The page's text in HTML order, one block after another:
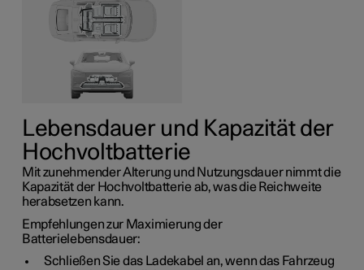
Lebensdauer und Kapazität der
Hochvoltbatterie
Mit zunehmender Alterung und Nutzungsdauer nimmt die
Kapazität der Hochvoltbatterie ab, was die Reichweite
herabsetzen kann.
Empfehlungen zur Maximierung der
Batterielebensdauer:
Schließen Sie das Ladekabel an, wenn das Fahrzeug